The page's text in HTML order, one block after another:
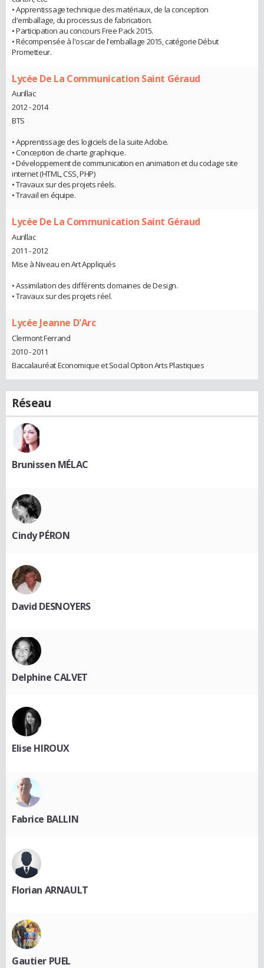
• Apprentissage technique des matériaux, de la conception
d'emballage, du processus de fabrication.
• Participation au concours Free Pack 2015.
• Récompensée à l'oscar de l'emballage 2015, catégorie Début
Prometteur.
Lycée De La Communication Saint Géraud
Aurillac
2012 - 2014
BTS
• Apprentissage des logiciels de la suite Adobe.
• Conception de charte graphique.
• Développement de communication en animation et du codage site
internet (HTML, CSS, PHP)
• Travaux sur des projets réels.
• Travail en équipe.
Lycée De La Communication Saint Géraud
Aurillac
2011 - 2012
Mise à Niveau en Art Appliqués
• Assimilation des différents domaines de Design.
• Travaux sur des projets réel.
Lycée Jeanne D'Arc
Clermont Ferrand
2010 - 2011
Baccalauréat Economique et Social Option Arts Plastiques
Réseau
Brunissen MÉLAC
Cindy PÉRON
David DESNOYERS
Delphine CALVET
Elise HIROUX
Fabrice BALLIN
Florian ARNAULT
Gautier PUEL